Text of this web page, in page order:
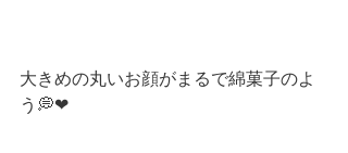
大きめの丸いお顔がまるで綿菓子のよ
う💭❤︎